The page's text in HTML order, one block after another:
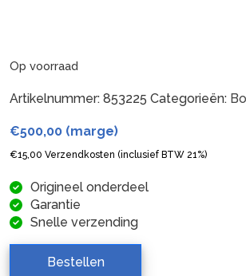
Op voorraad
Artikelnummer: 853225 Categorieën:
€500,00 (marge)
€15,00 Verzendkosten (inclusief BTW 21%)
Origineel onderdeel
Garantie
Snelle verzending
Bestellen